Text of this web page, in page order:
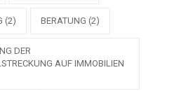
(2) BERATUNG (2)
DER
AUF IMMOBILIEN